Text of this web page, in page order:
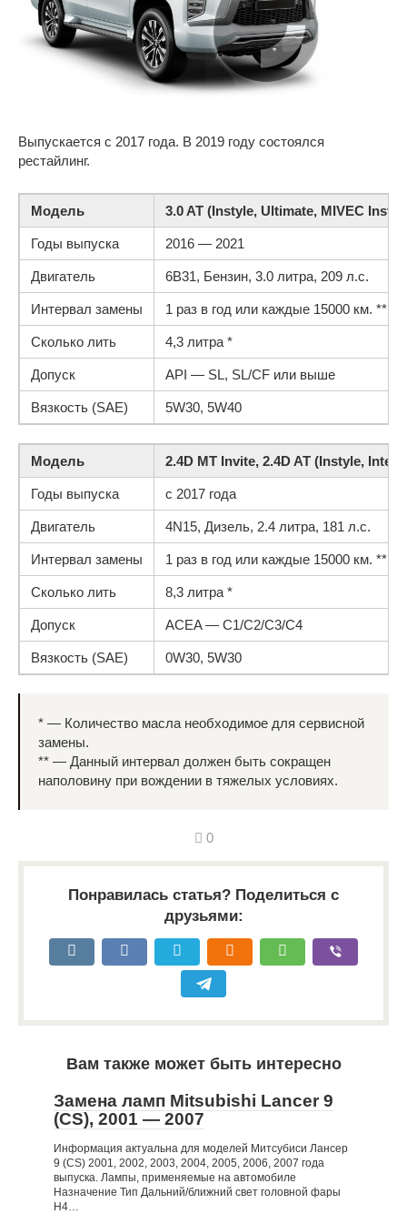
Выпускается с 2017 года. В 2019 году состоялся
рестайлинг.
Модель 3.0 AT (Instyle, Ultimate, MIVEC
Годы выпуска 2016 — 2021
Двигатель 6B31, Бензин, 3.0 литра, 209 л.с.
Интервал замены 1 раз в год или каждые 15000 км. **
Сколько лить 4,3 литра *
Допуск API — SL, SL/CF или выше
Вязкость (SAE) 5W30, 5W40
Модель 2.4D MT Invite, 2.4D AT (Instyle,
Годы выпуска с 2017 года
Двигатель 4N15, Дизель, 2.4 литра, 181 л.с.
Интервал замены 1 раз в год или каждые 15000 км. **
Сколько лить 8,3 литра *
Допуск ACEA — С1/C2/C3/C4
Вязкость (SAE) 0W30, 5W30
* — Количество масла необходимое для сервисной
замены.
** — Данный интервал должен быть сокращен
наполовину при вождении в тяжелых условиях.
0
Понравилась статья? Поделиться с
друзьями:
Вам также может быть интересно
Замена ламп Mitsubishi Lancer 9
(CS), 2001 — 2007
Информация актуальна для моделей Митсубиси Лансер
9 (CS) 2001, 2002, 2003, 2004, 2005, 2006, 2007 года
выпуска. Лампы, применяемые на автомобиле
Назначение Тип Дальний/ближний свет головной фары
Н4…